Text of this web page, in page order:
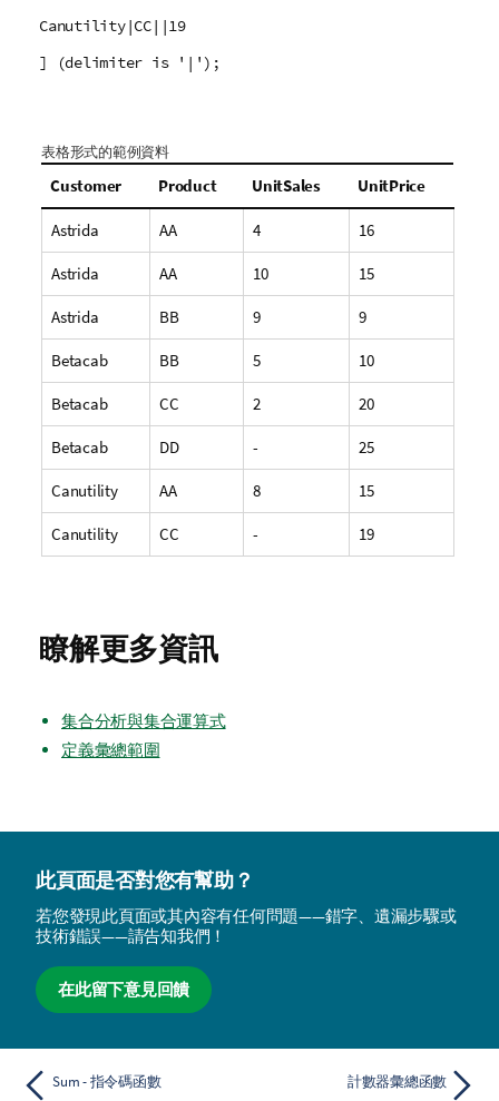
Canutility|CC||19
] (delimiter is '|');
表格形式的範例資料
Customer Product UnitSales UnitPrice
Astrida AA 4 16
Astrida AA 10 15
Astrida BB 9 9
Betacab BB 5 10
Betacab CC 2 20
Betacab DD - 25
Canutility AA 8 15
Canutility CC - 19
瞭解更多資訊
集合分析與集合運算式
定義彙總範圍
此頁面是否對您有幫助？
若您發現此頁面或其內容有任何問題——錯字、遺漏步驟或
技術錯誤——請告知我們！
在此留下意見回饋
Sum - 指令碼函數 計數器彙總函數